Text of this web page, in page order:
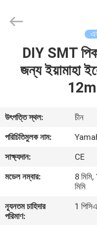
ভিডিও
সম্পর্কে
কারখানা
ভ্রমণ
TECHNOLOGY
LIMITED.
DIY SMT পিক
জন্য ইয়ামাহা
উৎপত্তি স্থল:
চীন
পরিচিতিমুলক নাম:
সাক্ষ্যদান:
CE
মডেল নম্বার:
8
মিমি
ন্যূনতম চাহিদার
পরিমাণ:
1